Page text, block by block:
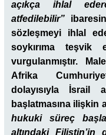
açıkça ihlal
atfedilebilir”
sözleşmeyi ihlal
soykırıma teşvik
vurgulanmıştır.
Afrika
dolayısıyla İsrail
başlatmasına ilişkin
hukuki süreç
altındaki Filistin’in